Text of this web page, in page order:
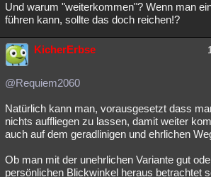
Und warum "weiterkommen"? Wenn man
führen kann, sollte das doch reichen!?
KicherErbse
@Requiem2060
Natürlich kann man, vorausgesetzt dass
nichts auffliegen zu lassen, damit weiter
auch auf dem geradlinigen und ehrlichen
Ob man mit der unehrlichen Variante gut
persönlichen Blickwinkel heraus betrachtet